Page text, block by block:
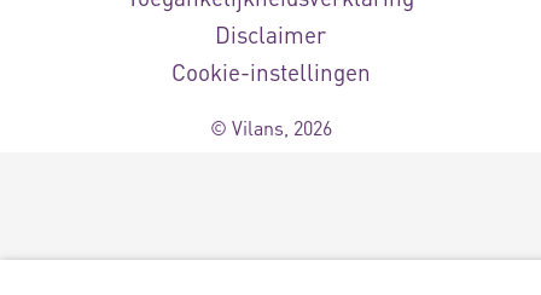
Disclaimer
Cookie-instellingen
© Vilans, 2026